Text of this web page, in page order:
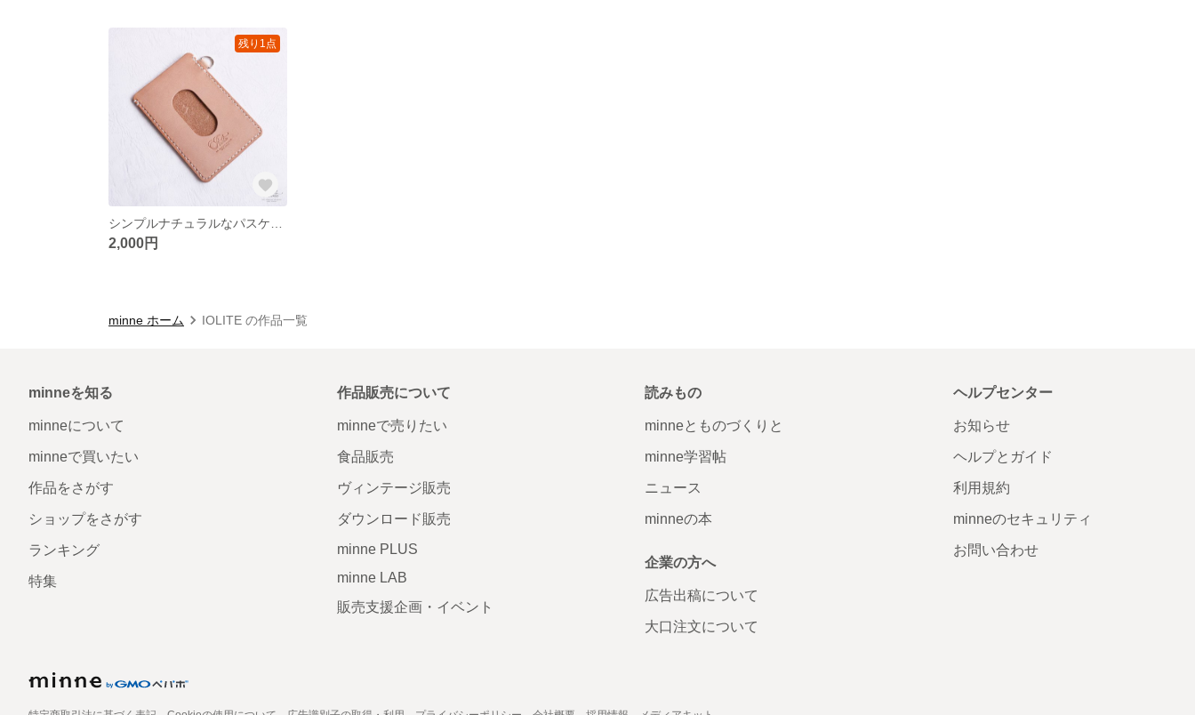
残り1点
2,000円
minne ホーム IOLITE の作品一覧
minneを知る
minneについて
minneで買いたい
作品をさがす
ショップをさがす
ランキング
特集
作品販売について
minneで売りたい
食品販売
ヴィンテージ販売
ダウンロード販売
minne PLUS
minne LAB
販売支援企画・イベント
読みもの
minneとものづくりと
minne学習帖
ニュース
minneの本
企業の方へ
広告出稿について
大口注文について
ヘルプセンター
お知らせ
ヘルプとガイド
利用規約
minneのセキュリティ
お問い合わせ